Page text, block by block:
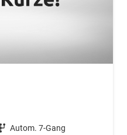
Getriebe Autom. 7-Gang